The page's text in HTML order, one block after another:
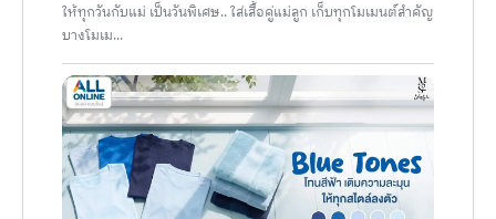
ให้ทุกวันกับแม่ เป็นวันพิเศษ.. ใส่เสื้อคู่แม่ลูก เก็บทุกโมเมนต์สำคัญ
บางโมเม...